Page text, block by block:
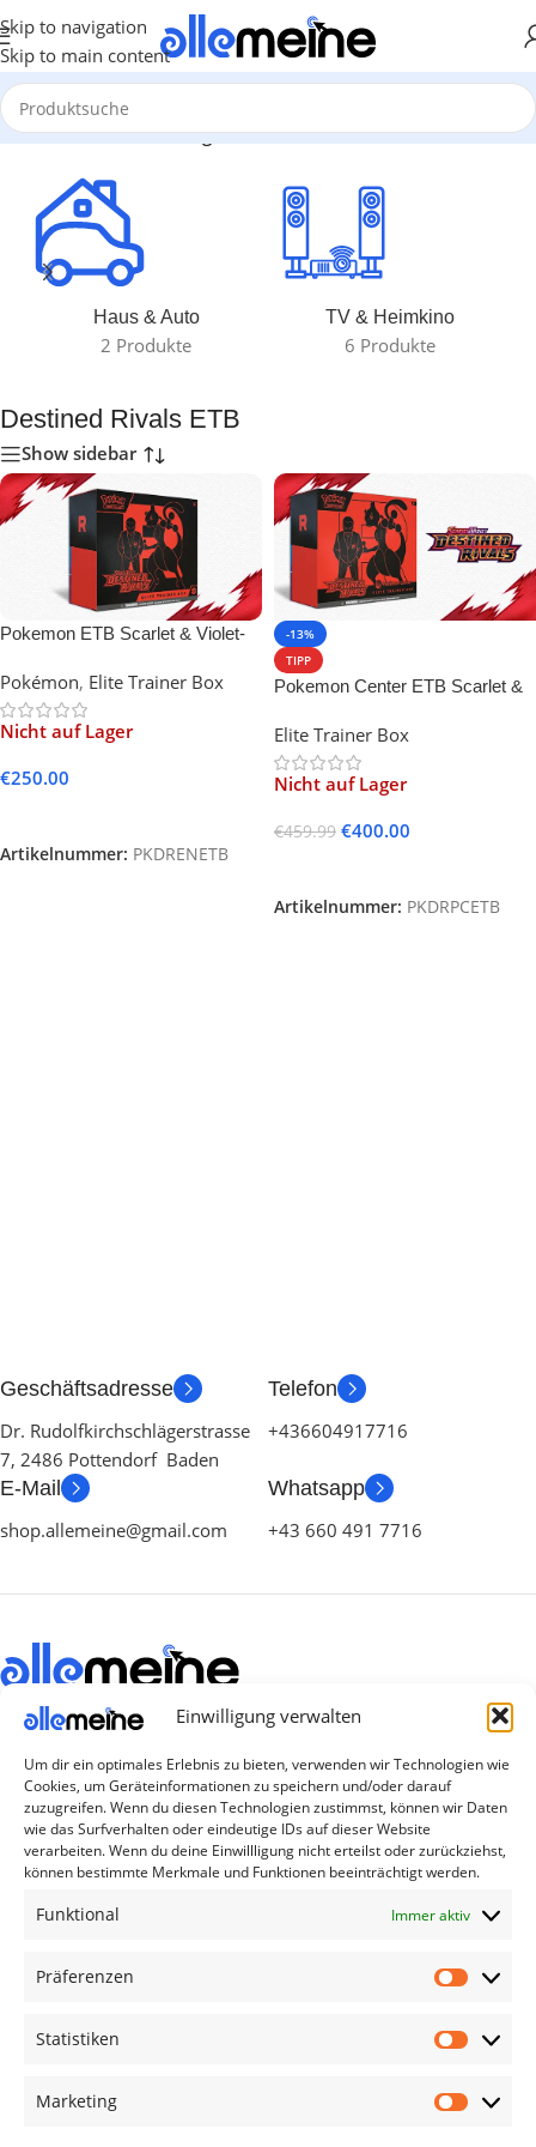
Einwilligung verwalten
Um dir ein optimales Erlebnis zu bieten, verwenden wir Technologien wie
Cookies, um Geräteinformationen zu speichern und/oder darauf
zuzugreifen. Wenn du diesen Technologien zustimmst, können wir Daten
wie das Surfverhalten oder eindeutige IDs auf dieser Website
verarbeiten. Wenn du deine Einwillligung nicht erteilst oder zurückziehst,
können bestimmte Merkmale und Funktionen beeinträchtigt werden.
Funktional Immer aktiv
Präferenzen
Statistiken
Marketing
Skip to navigation
Skip to main content
Start/Produkte verschlagwortet mit „Destined Rivals ETB“
Haus & Auto
2 Produkte
TV & Heimkino
6 Produkte
Destined Rivals ETB
Show sidebar
Pokemon ETB Scarlet & Violet-
Pokémon, Elite Trainer Box
Nicht auf Lager
€250.00
Artikelnummer: PKDRENETB
-13%
TIPP
Pokemon Center ETB Scarlet &
Elite Trainer Box
Nicht auf Lager
€459.99 €400.00
Artikelnummer: PKDRPCETB
Geschäftsadresse
Dr. Rudolfkirchschlägerstrasse
7, 2486 Pottendorf Baden
Telefon
+436604917716
E-Mail
shop.allemeine@gmail.com
Whatsapp
+43 660 491 7716
Die Produkte, die Sie wünschen, aber nicht
Welt hier.
Abonnieren Sie uns
Kategorien
Handy Zubehör
Gamingsachen